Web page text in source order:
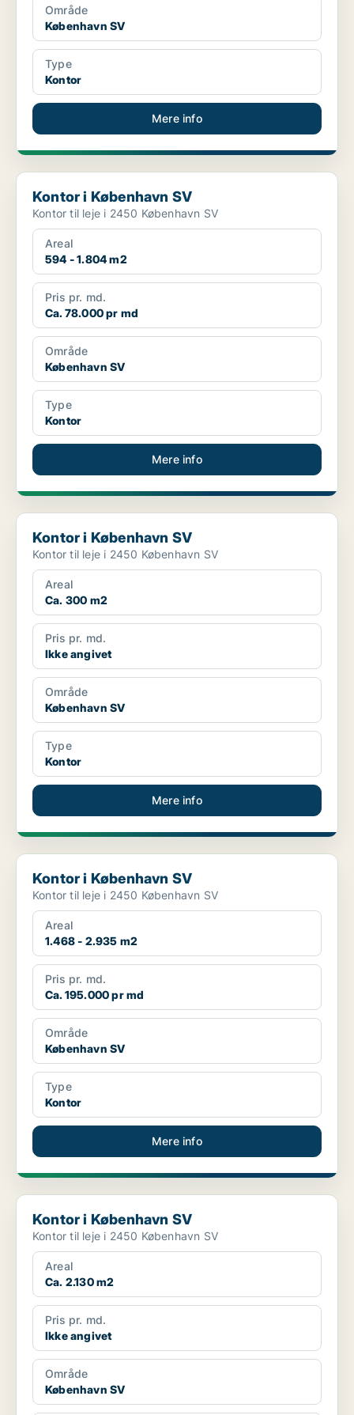
Område
København SV
Type
Kontor
Mere info
Kontor i København SV
Kontor i København SV
Kontor til leje i 2450 København SV
Areal
594 - 1.804 m2
Pris pr. md.
Ca. 78.000 pr md
Område
København SV
Type
Kontor
Mere info
Kontor i København SV
Kontor i København SV
Kontor til leje i 2450 København SV
Areal
Ca. 300 m2
Pris pr. md.
Ikke angivet
Område
København SV
Type
Kontor
Mere info
Kontor i København SV
Kontor i København SV
Kontor til leje i 2450 København SV
Areal
1.468 - 2.935 m2
Pris pr. md.
Ca. 195.000 pr md
Område
København SV
Type
Kontor
Mere info
Kontor i København SV
Kontor i København SV
Kontor til leje i 2450 København SV
Areal
Ca. 2.130 m2
Pris pr. md.
Ikke angivet
Område
København SV